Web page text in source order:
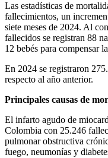
Las estadísticas de
fallecimientos, un
siete meses de 2024. Al
fallecidos se registran 88
12 bebés para compensar
En 2024 se registraron
respecto al año anterior.
Principales causas de
El infarto agudo de
Colombia con 25.246
pulmonar obstructiva
fuego, neumonías y